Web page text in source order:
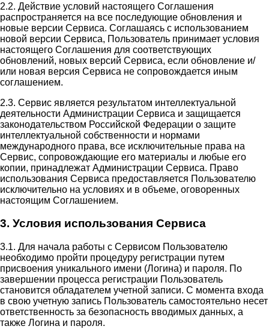
2.2. Действие условий настоящего Соглашения
распространяется на все последующие обновления и
новые версии Сервиса. Соглашаясь с использованием
новой версии Сервиса, Пользователь принимает условия
настоящего Соглашения для соответствующих
обновлений, новых версий Сервиса, если обновление и/
или новая версия Сервиса не сопровождается иным
соглашением.
2.3. Сервис является результатом интеллектуальной
деятельности Администрации Сервиса и защищается
законодательством Российской Федерации о защите
интеллектуальной собственности и нормами
международного права, все исключительные права на
Сервис, сопровождающие его материалы и любые его
копии, принадлежат Администрации Сервиса. Право
использования Сервиса предоставляется Пользователю
исключительно на условиях и в объеме, оговоренных
настоящим Соглашением.
3. Условия использования Сервиса
3.1. Для начала работы с Сервисом Пользователю
необходимо пройти процедуру регистрации путем
присвоения уникального имени (Логина) и пароля. По
завершении процесса регистрации Пользователь
становится обладателем учетной записи. С момента входа
в свою учетную запись Пользователь самостоятельно несет
ответственность за безопасность вводимых данных, а
также Логина и пароля.